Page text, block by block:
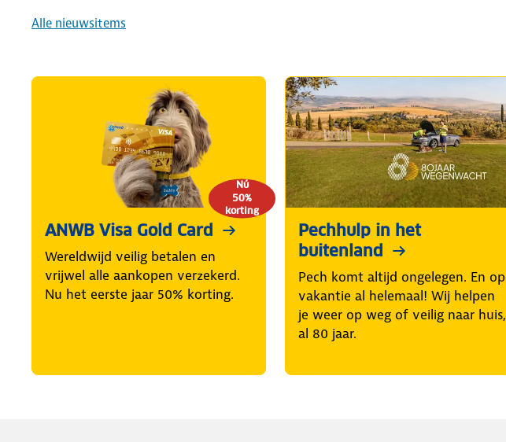
Alle nieuwsitems
Nú
50%
korting
ANWB Visa Gold Card
Wereldwijd veilig betalen en
vrijwel alle aankopen verzekerd.
Nu het eerste jaar 50% korting.
Pechhulp in het
buitenland
Pech komt altijd ongelegen. En op
vakantie al helemaal! Wij helpen
je weer op weg of veilig naar huis,
al 80 jaar.